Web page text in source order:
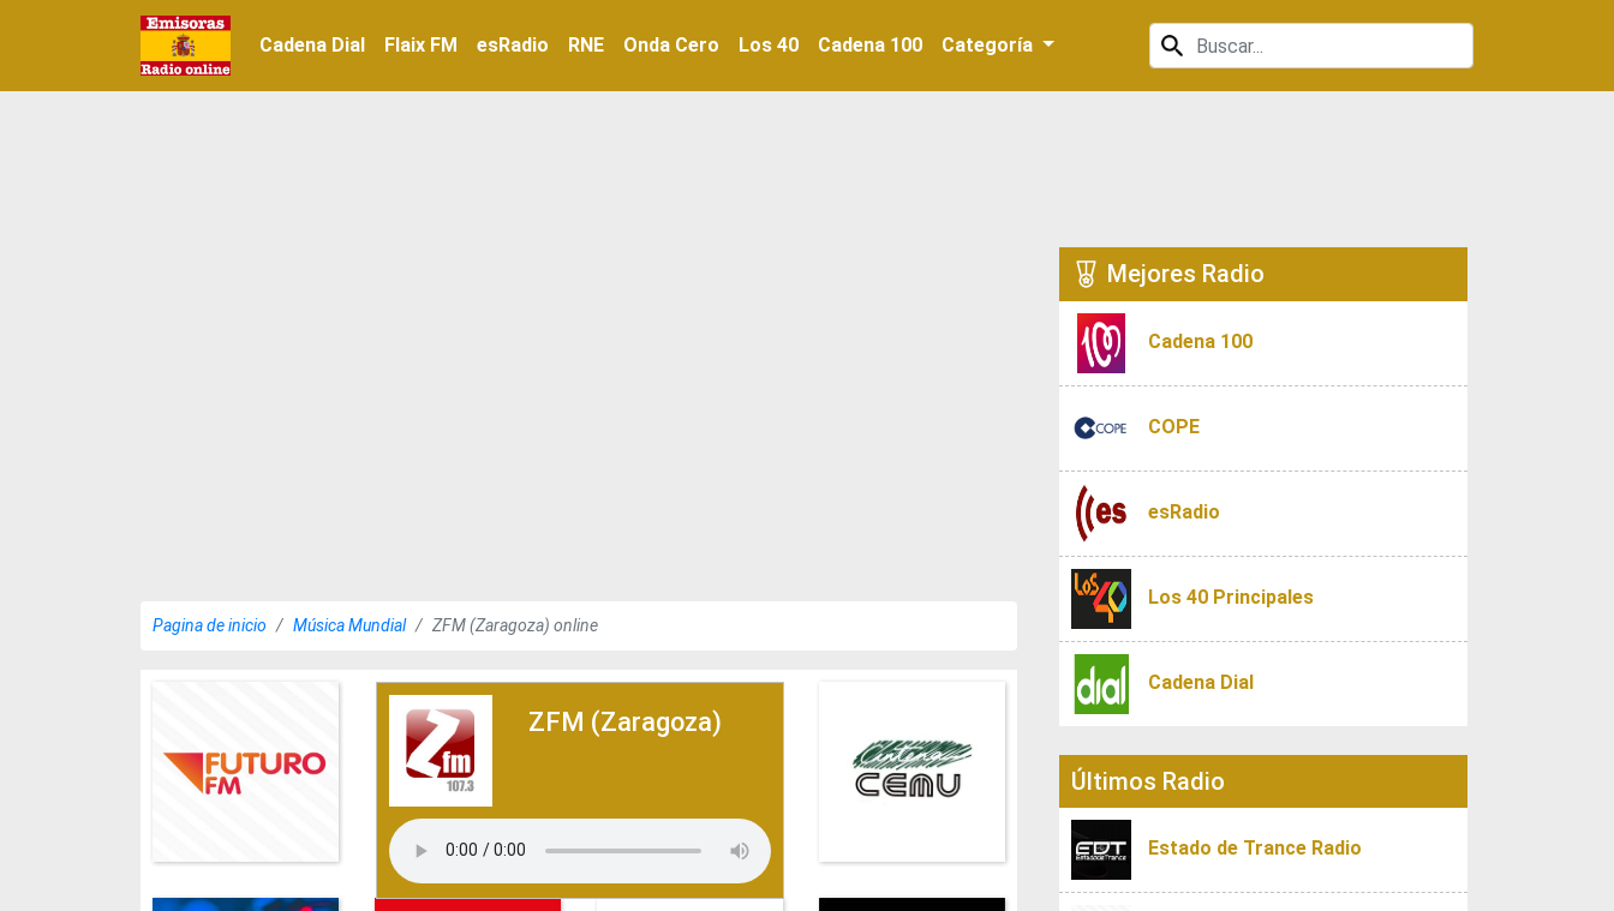
Cadena Dial Flaix FM esRadio RNE Onda Cero Los 40 Cadena 100 Categoría
Pagina de inicio Música Mundial ZFM (Zaragoza) online
ZFM (Zaragoza)
Mejores Radio
Cadena 100
COPE
esRadio
Los 40 Principales
Cadena Dial
Últimos Radio
Estado de Trance Radio